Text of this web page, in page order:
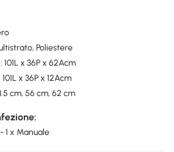
Poliestere
x 36P x 62Acm
x 36P x 12Acm
cm, 56 cm, 62 cm
1 x Manuale